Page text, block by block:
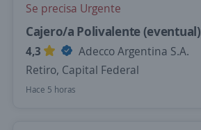
Se precisa Urgente
Cajero/a Polivalente (eventual)
4,3
Adecco Argentina S.A.
Retiro, Capital Federal
Hace 5 horas